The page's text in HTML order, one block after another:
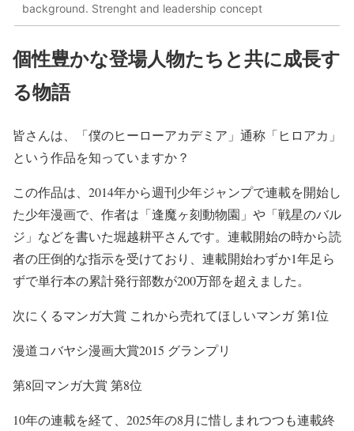
background. Strenght and leadership concept
個性豊かな登場人物たちと共に成長す
る物語
皆さんは、「僕のヒーローアカデミア」通称「ヒロアカ」
という作品を知っていますか？
この作品は、2014年から週刊少年ジャンプで連載を開始し
た少年漫画で、作者は「逢魔ヶ刻動物園」や「戦星のバル
ジ」などを書いた堀越耕平さんです。 連載開始の時から読
者の圧倒的な指示を受けており、連載開始わずか1年足ら
ずで単行本の累計発行部数が200万部を超えました。
次にくるマンガ大賞 これから売れてほしいマンガ 第1位
漫道コバヤシ漫画大賞2015 グランプリ
第8回マンガ大賞 第8位
10年の連載を経て、2025年の8月に惜しまれつつも連載終